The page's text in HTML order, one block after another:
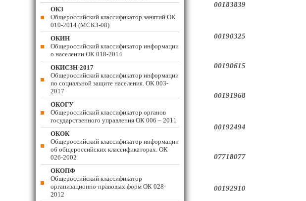
00183839
00190325
00190615
00191968
00192494
07718077
00192910
ОКЗ
Общероссийский классификатор занятий ОК
010-2014 (МСКЗ-08)
ОКИН
Общероссийский классификатор информации
о населении ОК 018-2014
ОКИСЗН-2017
Общероссийский классификатор информации
по социальной защите населения. ОК 003-
2017
ОКОГУ
Общероссийский классификатор органов
государственного управления ОК 006 – 2011
ОКОК
Общероссийский классификатор информации
об общероссийских классификаторах. ОК
026-2002
ОКОПФ
Общероссийский классификатор
организационно-правовых форм ОК 028-
2012